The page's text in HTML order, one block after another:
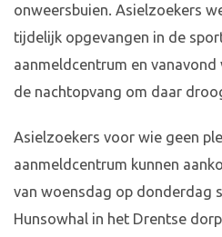
onweersbuien. Asielzoekers
tijdelijk opgevangen in de
aanmeldcentrum en
de nachtopvang om daar
Asielzoekers voor wie geen
aanmeldcentrum kunnen
van woensdag op donderdag
Hunsowhal in het Drentse